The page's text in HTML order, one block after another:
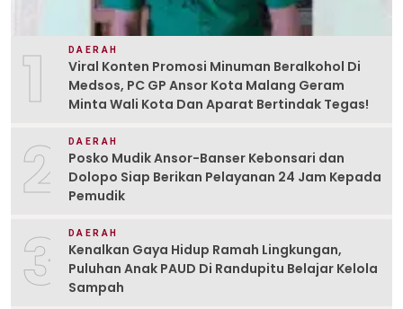
1 DAERAH
Viral Konten Promosi Minuman Beralkohol Di
Medsos, PC GP Ansor Kota Malang Geram
Minta Wali Kota Dan Aparat Bertindak Tegas!
2 DAERAH
Posko Mudik Ansor-Banser Kebonsari dan
Dolopo Siap Berikan Pelayanan 24 Jam Kepada
Pemudik
3 DAERAH
Kenalkan Gaya Hidup Ramah Lingkungan,
Puluhan Anak PAUD Di Randupitu Belajar Kelola
Sampah